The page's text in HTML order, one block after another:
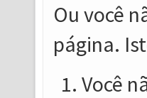
Ou você
página.
Você